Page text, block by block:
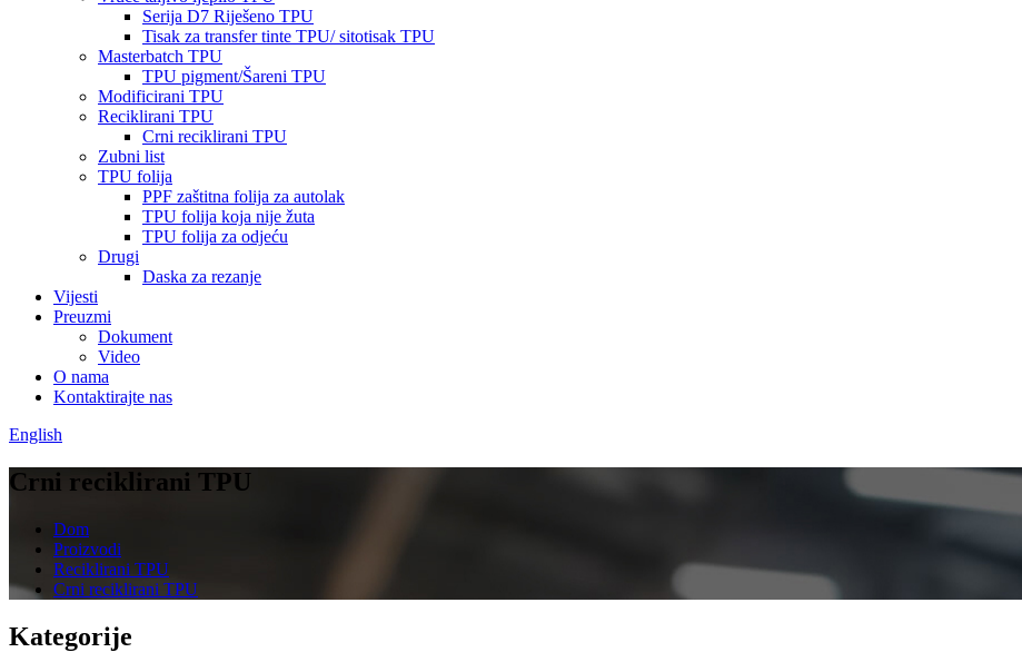
Serija D7 Riješeno TPU
Tisak za transfer tinte TPU/ sitotisak TPU
Masterbatch TPU
TPU pigment/Šareni TPU
Modificirani TPU
Reciklirani TPU
Crni reciklirani TPU
Zubni list
TPU folija
PPF zaštitna folija za autolak
TPU folija koja nije žuta
TPU folija za odjeću
Drugi
Daska za rezanje
Vijesti
Preuzmi
Dokument
Video
O nama
Kontaktirajte nas
English
Crni reciklirani TPU
Dom
Proizvodi
Reciklirani TPU
Crni reciklirani TPU
Kategorije